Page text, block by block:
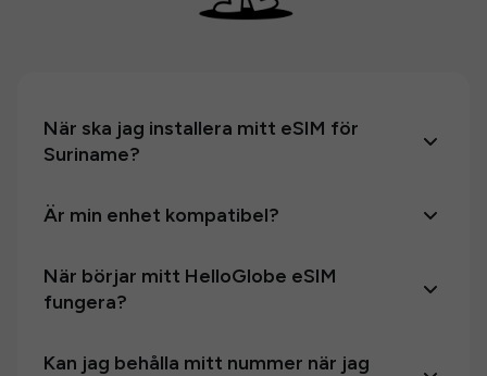
När ska jag installera mitt eSIM för
Suriname?
Är min enhet kompatibel?
När börjar mitt HelloGlobe eSIM
fungera?
Kan jag behålla mitt nummer när jag